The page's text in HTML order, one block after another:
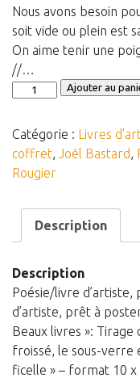
Nous avons besoin
soit vide ou plein est
On aime tenir une
//…
quantité
Coffret
Papillotes
sans
chocolat
Ajouter au
Catégorie : Livres
coffret, Joël Bastard,
Rougier
Description
Description
Poésie/livre
d’artiste, prêt à
Beaux livres »: Tirage
froissé, le sous-verre
ficelle » – format 10 x